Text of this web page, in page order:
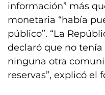
información” más
monetaria “había
público”. “La
declaró que no
ninguna otra
reservas”, explicó el